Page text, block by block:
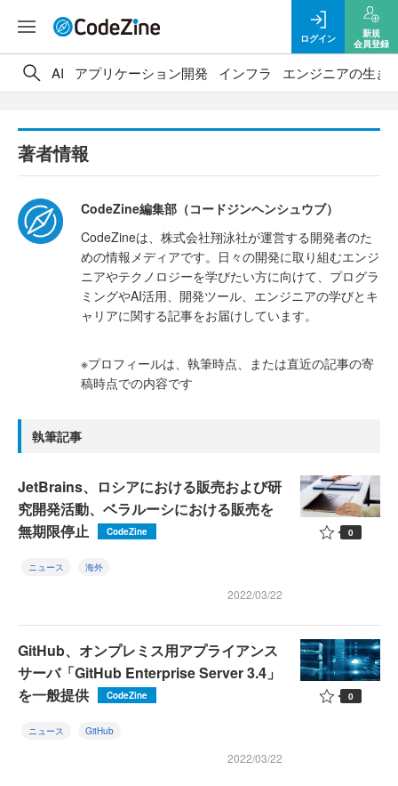
ログイン
新規
会員登録
AI アプリケーション開発 インフラ エンジニアの生き
著者情報
CodeZine編集部（コードジンヘンシュウブ）
CodeZineは、株式会社翔泳社が運営する開発者のた
めの情報メディアです。日々の開発に取り組むエンジ
ニアやテクノロジーを学びたい方に向けて、プログラ
ミングやAI活用、開発ツール、エンジニアの学びとキ
ャリアに関する記事をお届けしています。
※プロフィールは、執筆時点、または直近の記事の寄
稿時点での内容です
執筆記事
JetBrains、ロシアにおける販売および研
究開発活動、ベラルーシにおける販売を
無期限停止
CodeZine
ニュース 海外
2022/03/22
0
GitHub、オンプレミス用アプライアンス
サーバ「GitHub Enterprise Server 3.4」
を一般提供
CodeZine
ニュース GitHub
2022/03/22
0